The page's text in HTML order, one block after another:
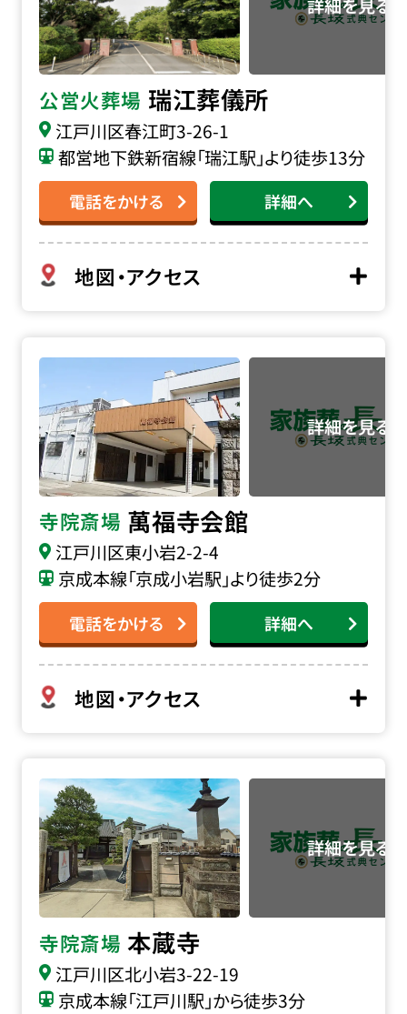
公営火葬場 瑞江葬儀所
江戸川区春江町3-26-1
都営地下鉄新宿線「瑞江駅」より徒歩13分
電話をかける 詳細へ
地図・アクセス
寺院斎場 萬福寺会館
江戸川区東小岩2-2-4
京成本線「京成小岩駅」より徒歩2分
電話をかける 詳細へ
地図・アクセス
寺院斎場 本蔵寺
江戸川区北小岩3-22-19
京成本線「江戸川駅」から徒歩3分